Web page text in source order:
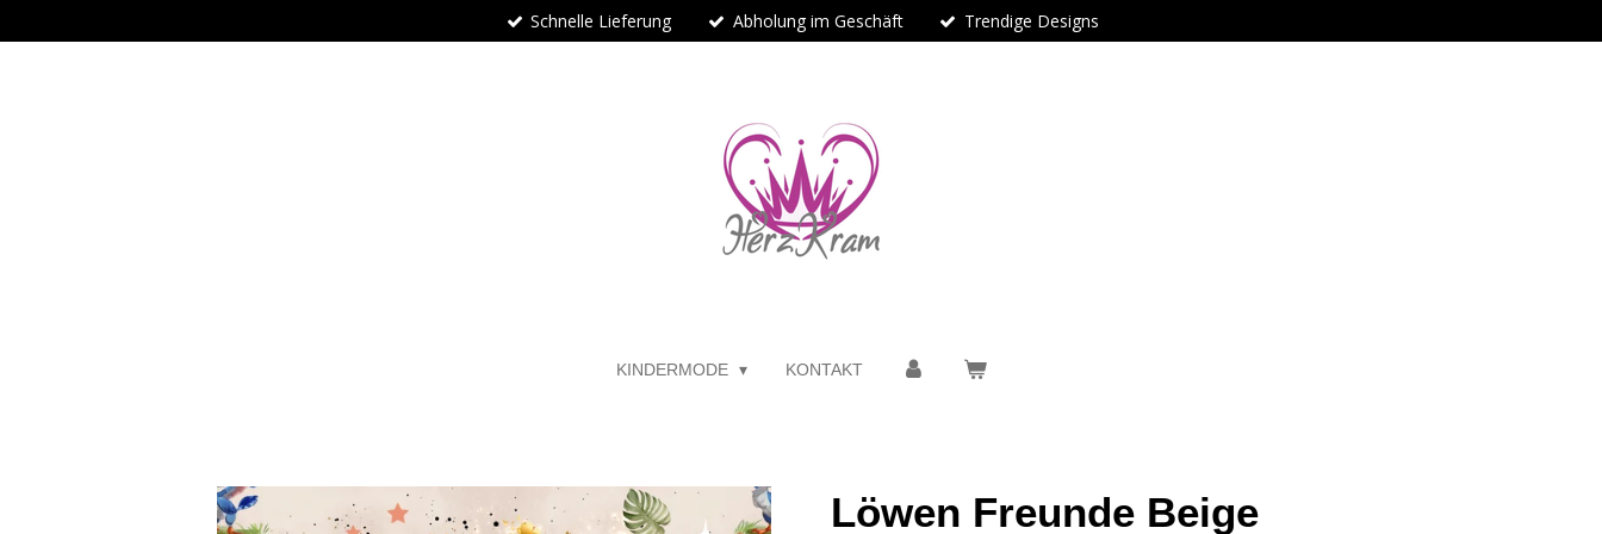
Hauptinhalt
Schnelle Lieferung Abholung im Geschäft Trendige Designs
KINDERMODE KONTAKT
Löwen Freunde Beige